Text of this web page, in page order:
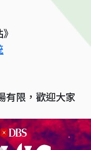
限，歡迎大家